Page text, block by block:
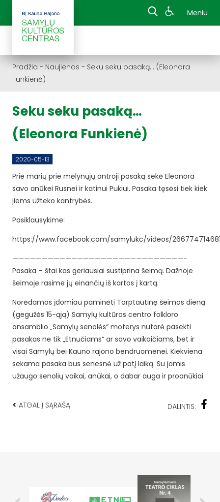
Meniu
Pradžia - Naujienos - Seku seku pasaką… (Eleonora
Funkienė)
Seku seku pasaką…
(Eleonora Funkienė)
2020-05-13
Prie marių prie mėlynųjų antroji pasaką sekė Eleonora
savo anūkei Rusnei ir katinui Pukiui. Pasaka tęsėsi tiek kiek
jiems užteko kantrybės.
Pasiklausykime:
https://www.facebook.com/samylukc/videos/
—————————————————————————————-
Pasaka – štai kas geriausiai sustiprina šeimą. Dažnoje
šeimoje rasime jų einančių iš kartos į kartą.
Norėdamos įdomiau paminėti Tarptautinę šeimos dieną
(gegužės 15-ąją) Samylų kultūros centro folkloro
ansamblio „Samylų senolės“ moterys nutarė pasekti
pasakas ne tik „Etnučiams“ ar savo vaikaičiams, bet ir
visai Samylų bei Kauno rajono bendruomenei. Kiekviena
sekama pasaka bus senesnė už patį laiką. Su jomis
užaugo senolių vaikai, anūkai, o dabar auga ir proanūkiai.
< ATGAL Į SĄRAŠĄ DALINTIS: